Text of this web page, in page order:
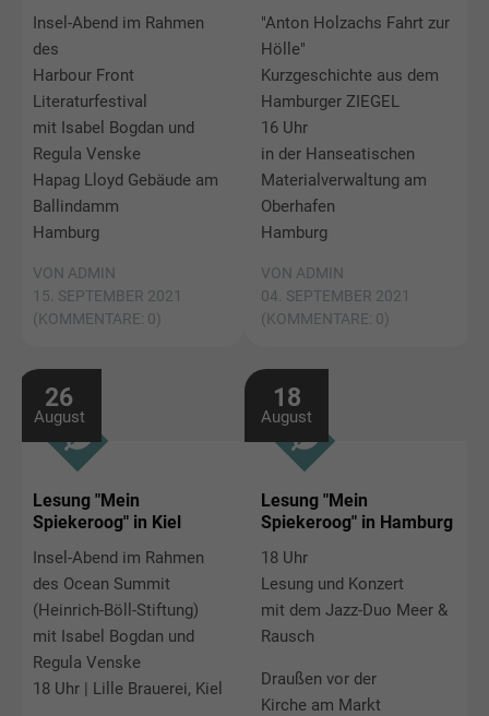
Insel-Abend im Rahmen
des
Harbour Front
Literaturfestival
mit Isabel Bogdan und
Regula Venske
Hapag Lloyd Gebäude am
Ballindamm
Hamburg
VON ADMIN
15. SEPTEMBER 2021
(KOMMENTARE: 0)
"Anton Holzachs Fahrt zur
Hölle"
Kurzgeschichte aus dem
Hamburger ZIEGEL
16 Uhr
in der Hanseatischen
Materialverwaltung am
Oberhafen
Hamburg
VON ADMIN
04. SEPTEMBER 2021
(KOMMENTARE: 0)
26
August
Lesung "Mein
Spiekeroog" in Kiel
Insel-Abend im Rahmen
des Ocean Summit
(Heinrich-Böll-Stiftung)
mit Isabel Bogdan und
Regula Venske
18 Uhr | Lille Brauerei, Kiel
18
August
Lesung "Mein
Spiekeroog" in Hamburg
18 Uhr
Lesung und Konzert
mit dem Jazz-Duo Meer &
Rausch
Draußen vor der
Kirche am Markt